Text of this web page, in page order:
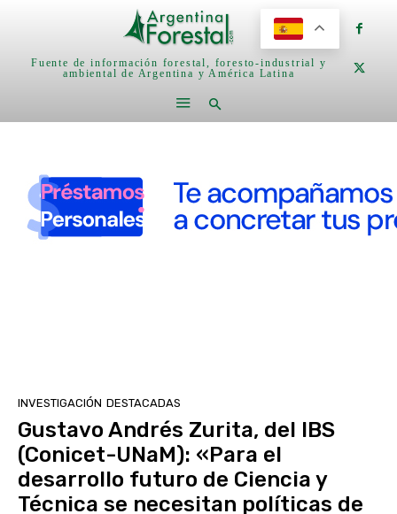
Fuente de información forestal, foresto-industrial y
ambiental de Argentina y América Latina
INVESTIGACIÓN DESTACADAS
Gustavo Andrés Zurita, del IBS
(Conicet-UNaM): «Para el
desarrollo futuro de Ciencia y
Técnica se necesitan políticas de